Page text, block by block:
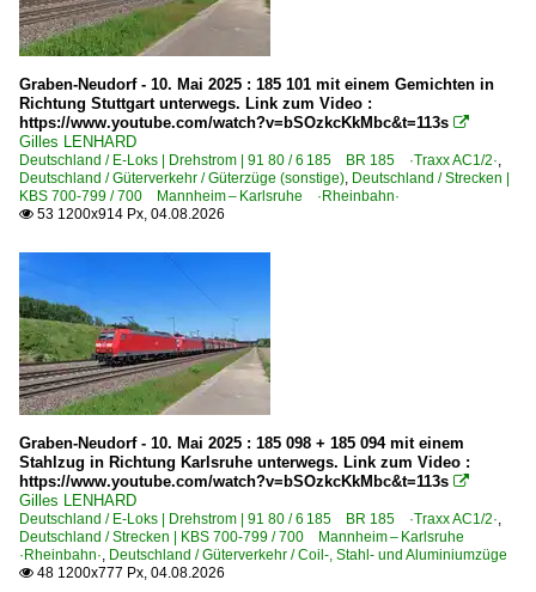
4 185 ·DE 18·
BR 201 ·Krupp ME 1500· Versuchslok
Dieselloks | bis 100 km/h | 98 80
0 212 BR 212.9 V 100 PA ·MaK G 1300 BB·
0 275 BR 275 ·MaK G 1206 BB·
3 294 BR 294 funkferngesteuerte BR 290
3 294 BR 294.5 remotorisiert ·MaK V 90·
3 362 BR 362 remotorisierte DB 260
3 363 BR 363 ·DB V 60· remot. DB 261
Dieseltriebzüge | 95 80
0 611 BR 611
0 626 BR 626 · 926 ·NE 81·
0 628 BR 628 · 928 · BR 629
0 642 BR 642 ·Desiro·
0 643 BR 643 ·Talent·
Graben-Neudorf - 10. Mai 2025 : 185 101 mit einem Gemichten in
Richtung Stuttgart unterwegs. Link zum Video :
https://www.youtube.com/watch?v=bSOzkcKkMbc&t=113s 
Gilles LENHARD
Deutschland / E-Loks | Drehstrom | 91 80 / 6 185 BR 185 ·Traxx AC1/2·,
Deutschland / Güterverkehr / Güterzüge (sonstige), Deutschland / Strecken |
KBS 700-799 / 700 Mannheim – Karlsruhe ·Rheinbahn·
 53 1200x914 Px, 04.08.2026
Graben-Neudorf - 10. Mai 2025 : 185 098 + 185 094 mit einem
Stahlzug in Richtung Karlsruhe unterwegs. Link zum Video :
https://www.youtube.com/watch?v=bSOzkcKkMbc&t=113s 
Gilles LENHARD
Deutschland / E-Loks | Drehstrom | 91 80 / 6 185 BR 185 ·Traxx AC1/2·,
Deutschland / Strecken | KBS 700-799 / 700 Mannheim – Karlsruhe
·Rheinbahn·, Deutschland / Güterverkehr / Coil-, Stahl- und Aluminiumzüge
 48 1200x777 Px, 04.08.2026